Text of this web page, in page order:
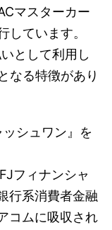
マスターカー
しています。
として利用し
なる特徴があり
シュワン』を
フィナンシャ
行系消費者金融
コムに吸収され